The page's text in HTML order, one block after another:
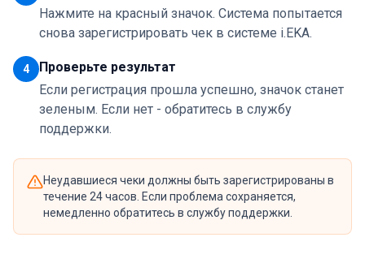
Нажмите на красный значок. Система попытается
снова зарегистрировать чек в системе i.EKA.
4
Проверьте результат
Если регистрация прошла успешно, значок станет
зеленым. Если нет - обратитесь в службу
поддержки.
Неудавшиеся чеки должны быть зарегистрированы в
течение 24 часов. Если проблема сохраняется,
немедленно обратитесь в службу поддержки.